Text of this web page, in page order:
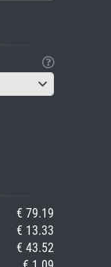
€ 79.19
€ 13.33
€ 43.52